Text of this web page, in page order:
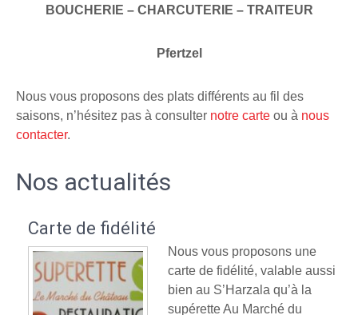
BOUCHERIE – CHARCUTERIE – TRAITEUR
Pfertzel
Nous vous proposons des plats différents au fil des
saisons, n’hésitez pas à consulter notre carte ou à nous
contacter.
Nos actualités
Carte de fidélité
Nous vous proposons une
carte de fidélité, valable aussi
bien au S’Harzala qu’à la
supérette Au Marché du